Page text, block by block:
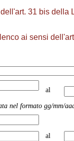
31 bis della
ai sensi
al
nel formato gg/mm/
al